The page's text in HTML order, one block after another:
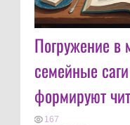
Погружение в
семейные
формируют
167